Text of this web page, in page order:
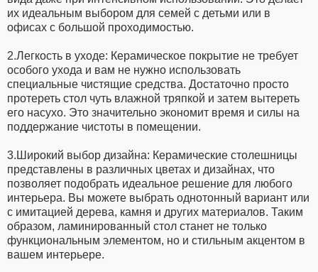
их идеальным выбором для семей с детьми или в
офисах с большой проходимостью.
2.Легкость в уходе: Керамическое покрытие не требует
особого ухода и вам не нужно использовать
специальные чистящие средства. Достаточно просто
протереть стол чуть влажной тряпкой и затем вытереть
его насухо. Это значительно экономит время и силы на
поддержание чистоты в помещении.
3.Широкий выбор дизайна: Керамические столешницы
представлены в различных цветах и дизайнах, что
позволяет подобрать идеальное решение для любого
интерьера. Вы можете выбрать однотонный вариант или
с имитацией дерева, камня и других материалов. Таким
образом, ламинированный стол станет не только
функциональным элементом, но и стильным акцентом в
вашем интерьере.